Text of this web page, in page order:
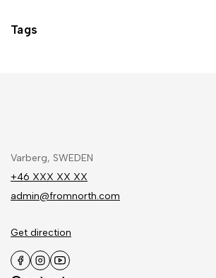
Tags
Varberg, SWEDEN
+46 XXX XX XX
admin@fromnorth.com
Get direction